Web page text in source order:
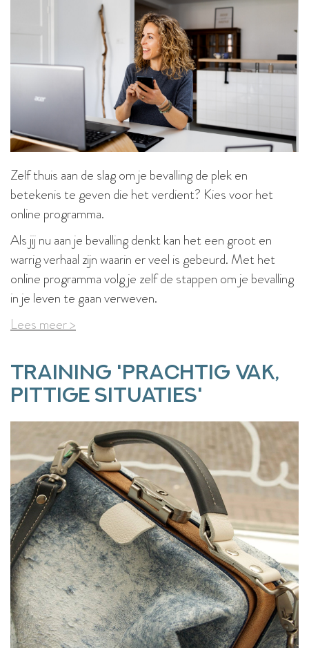
Zelf thuis aan de slag om je bevalling de plek en
betekenis te geven die het verdient? Kies voor het
online programma.
Als jij nu aan je bevalling denkt kan het een groot en
warrig verhaal zijn waarin er veel is gebeurd. Met het
online programma volg je zelf de stappen om je bevalling
in je leven te gaan verweven.
Lees meer >
Training 'Prachtig vak,
pittige situaties'